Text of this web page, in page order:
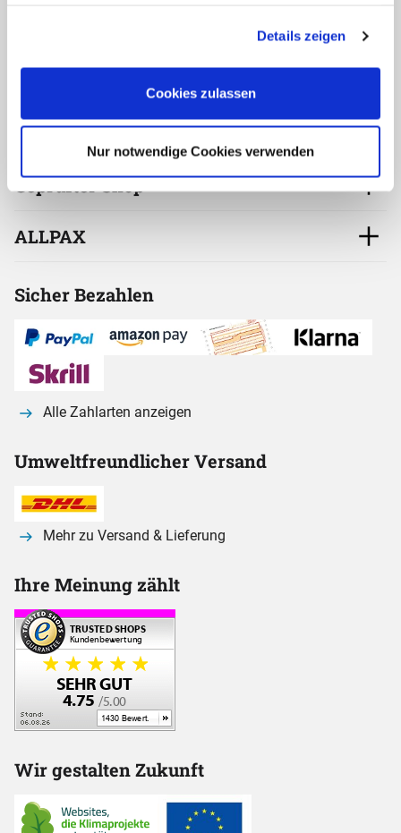
Details zeigen
Cookies zulassen
Nur notwendige Cookies verwenden
Kontakt aufnehmen
Service
Geprüfter Shop
ALLPAX
Sicher Bezahlen
Alle Zahlarten anzeigen
Umweltfreundlicher Versand
Mehr zu Versand & Lieferung
Ihre Meinung zählt
Wir gestalten Zukunft